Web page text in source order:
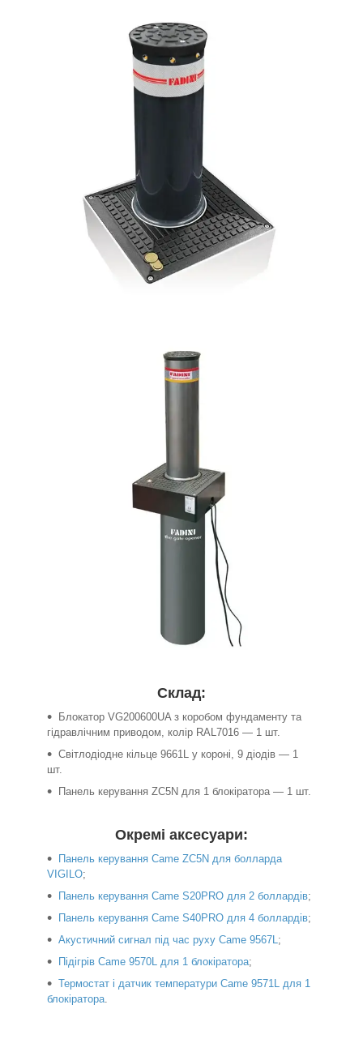
Склад:
Блокатор VG200600UA з коробом фундаменту та
гідравлічним приводом, колір RAL7016 — 1 шт.
Світлодіодне кільце 9661L у короні, 9 діодів — 1
шт.
Панель керування ZC5N для 1 блокіратора — 1 шт.
Окремі аксесуари:
Панель керування Came ZC5N для болларда
VIGILO;
Панель керування Came S20PRO для 2 боллардів;
Панель керування Came S40PRO для 4 боллардів;
Акустичний сигнал під час руху Came 9567L ;
Підігрів Came 9570L для 1 блокіратора;
Термостат і датчик температури Came 9571L для 1
блокіратора